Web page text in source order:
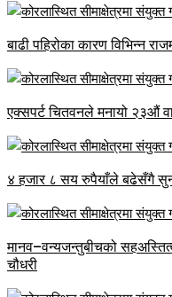
बाढी पहिरोका कारण विभिन्न
एक्सपर्ट चितवनले मनायो २३औं
४ हजार ८ सय रुपैयाँले बढेसँगै
मानव–वन्यजन्तुबीचको सहअस्तित्व
चौधरी